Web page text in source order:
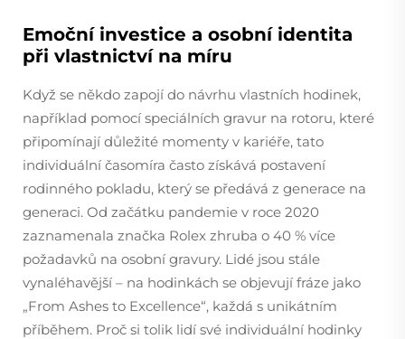
Emoční investice a osobní identita
při vlastnictví na míru
Když se někdo zapojí do návrhu vlastních hodinek,
například pomocí speciálních gravur na rotoru, které
připomínají důležité momenty v kariéře, tato
individuální časomíra často získává postavení
rodinného pokladu, který se předává z generace na
generaci. Od začátku pandemie v roce 2020
zaznamenala značka Rolex zhruba o 40 % více
požadavků na osobní gravury. Lidé jsou stále
vynaléhavější – na hodinkách se objevují fráze jako
„From Ashes to Excellence“, každá s unikátním
příběhem. Proč si tolik lidí své individuální hodinky